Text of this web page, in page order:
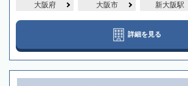
大阪府 大阪市 新大阪駅
詳細を見る